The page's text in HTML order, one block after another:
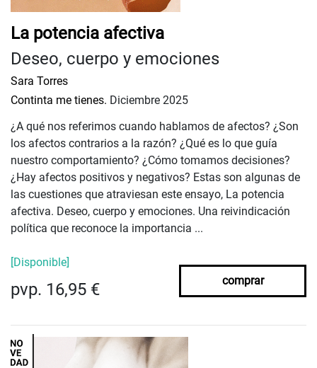
La potencia afectiva
Deseo, cuerpo y emociones
Sara Torres
Continta me tienes. Diciembre 2025
¿A qué nos referimos cuando hablamos de afectos? ¿Son
los afectos contrarios a la razón? ¿Qué es lo que guía
nuestro comportamiento? ¿Cómo tomamos decisiones?
¿Hay afectos positivos y negativos? Estas son algunas de
las cuestiones que atraviesan este ensayo, La potencia
afectiva. Deseo, cuerpo y emociones. Una reivindicación
política que reconoce la importancia ...
[Disponible]
pvp. 16,95 € comprar